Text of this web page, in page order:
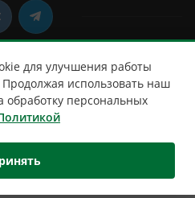
для улучшения работы
использовать наш
обработку персональных